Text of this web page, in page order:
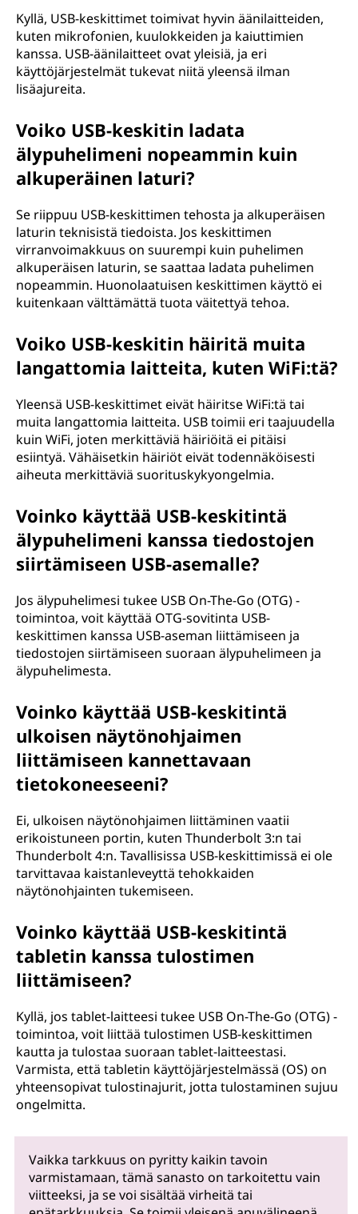
Kyllä, USB-keskittimet toimivat hyvin äänilaitteiden,
kuten mikrofonien, kuulokkeiden ja kaiuttimien
kanssa. USB-äänilaitteet ovat yleisiä, ja eri
käyttöjärjestelmät tukevat niitä yleensä ilman
lisäajureita.
Voiko USB-keskitin ladata
älypuhelimeni nopeammin kuin
alkuperäinen laturi?
Se riippuu USB-keskittimen tehosta ja alkuperäisen
laturin teknisistä tiedoista. Jos keskittimen
virranvoimakkuus on suurempi kuin puhelimen
alkuperäisen laturin, se saattaa ladata puhelimen
nopeammin. Huonolaatuisen keskittimen käyttö ei
kuitenkaan välttämättä tuota väitettyä tehoa.
Voiko USB-keskitin häiritä muita
langattomia laitteita, kuten WiFi:tä?
Yleensä USB-keskittimet eivät häiritse WiFi:tä tai
muita langattomia laitteita. USB toimii eri taajuudella
kuin WiFi, joten merkittäviä häiriöitä ei pitäisi
esiintyä. Vähäisetkin häiriöt eivät todennäköisesti
aiheuta merkittäviä suorituskykyongelmia.
Voinko käyttää USB-keskitintä
älypuhelimeni kanssa tiedostojen
siirtämiseen USB-asemalle?
Jos älypuhelimesi tukee USB On-The-Go (OTG) -
toimintoa, voit käyttää OTG-sovitinta USB-
keskittimen kanssa USB-aseman liittämiseen ja
tiedostojen siirtämiseen suoraan älypuhelimeen ja
älypuhelimesta.
Voinko käyttää USB-keskitintä
ulkoisen näytönohjaimen
liittämiseen kannettavaan
tietokoneeseeni?
Ei, ulkoisen näytönohjaimen liittäminen vaatii
erikoistuneen portin, kuten Thunderbolt 3:n tai
Thunderbolt 4:n. Tavallisissa USB-keskittimissä ei ole
tarvittavaa kaistanleveyttä tehokkaiden
näytönohjainten tukemiseen.
Voinko käyttää USB-keskitintä
tabletin kanssa tulostimen
liittämiseen?
Kyllä, jos tablet-laitteesi tukee USB On-The-Go (OTG) -
toimintoa, voit liittää tulostimen USB-keskittimen
kautta ja tulostaa suoraan tablet-laitteestasi.
Varmista, että tabletin käyttöjärjestelmässä (OS) on
yhteensopivat tulostinajurit, jotta tulostaminen sujuu
ongelmitta.
Vaikka tarkkuus on pyritty kaikin tavoin
varmistamaan, tämä sanasto on tarkoitettu vain
viitteeksi, ja se voi sisältää virheitä tai